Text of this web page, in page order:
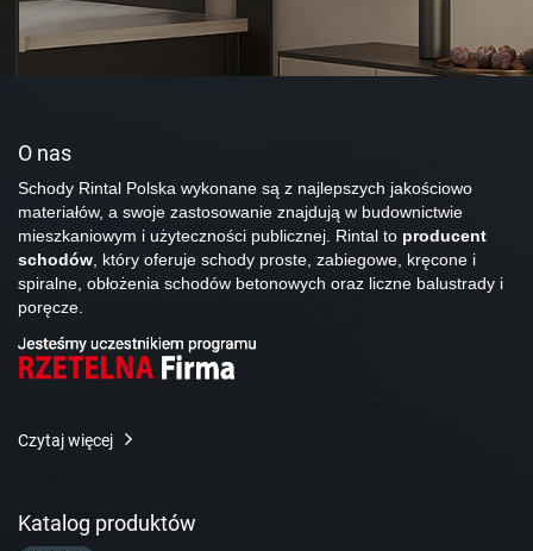
O nas
Schody Rintal Polska wykonane są z najlepszych jakościowo
materiałów, a swoje zastosowanie znajdują w budownictwie
mieszkaniowym i użyteczności publicznej. Rintal to producent
schodów, który oferuje schody proste, zabiegowe, kręcone i
spiralne, obłożenia schodów betonowych oraz liczne balustrady i
poręcze.
Czytaj więcej
Katalog produktów